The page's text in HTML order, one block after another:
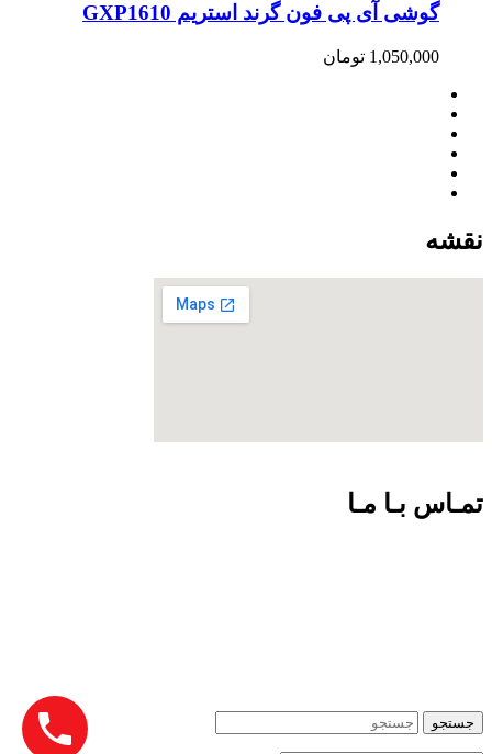
گوشی آی پی فون گرند استریم GXP1610
1,050,000 تومان
نقشه
تمـاس بـا مـا
جستجو